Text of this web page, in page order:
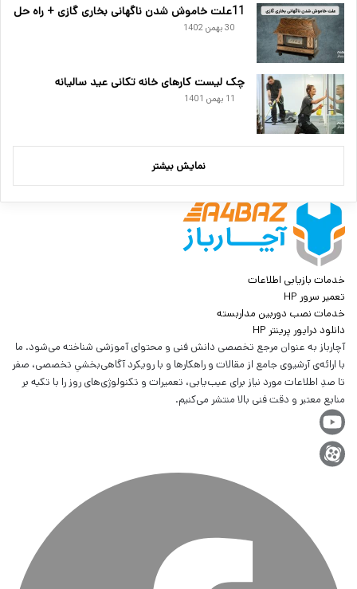
11علت خاموش شدن ناگهانی بخاری گازی + راه حل
30 بهمن 1402
چک لیست کارهای خانه تکانی عید سالیانه
11 بهمن 1401
نمایش بیشتر
خدمات بازیابی اطلاعات
تعمیر سرور HP
خدمات نصب دوربین مداربسته
دانلود درایور پرینتر HP
آچارباز به عنوان مرجع تخصصی دانش فنی و محتوای آموزشی شناخته می‌شود. ما
با ارائه‌ی آرشیوی جامع از مقالات و راهکارها و با رویکرد آگاهی‌بخشیِ تخصصی، صفر
تا صدِ اطلاعات مورد نیاز برای عیب‌یابی، تعمیرات و تکنولوژی‌های روز را با تکیه بر
منابع معتبر و دقت فنی بالا منتشر می‌کنیم.